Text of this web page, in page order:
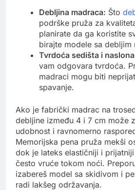
Debljina madraca: Što
podrške pruža za
planirate da ga koristite
birajte modele sa debljim
Tvrdoća sedišta i
vam odgovara tvrdoća.
madraci mogu biti
spavanje.
Ako je fabrički madrac na
debljine između 4 i 7 cm može
udobnost i ravnomerno
Memorijska pena pruža mekši
dok je lateks elastičniji i
često vruće tokom noći.
izabereš model sa skidivom i
radi lakšeg održavanja.